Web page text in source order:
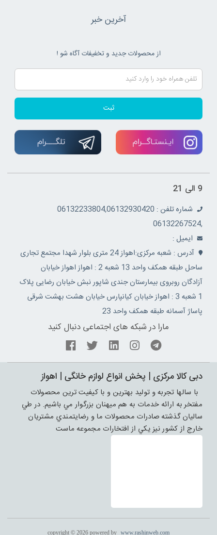
آخرین خبر
از محصولات جدید و تخفیفات آگاه شو !
ثبت
9 الی 21
شماره تلفن : 06132233804,06132930420
,06132267524
ايميل :
آدرس : شعبه مرکزی:اهواز 24 متری بلوار شهدا مجتمع تجاری
ساحل طبقه همکف واحد 13 شعبه 2 : اهواز اهواز خیابان
آزادگان روبروی بیمارستان جندی شاپور نبش خیابان رضایی پلاک
1 شعبه 3 : اهواز خیابان کیانپارس خیابان هشت بهشت شرقی
پاساژ آسمانه طبقه همکف واحد 23
مارا در شبکه های اجتماعی دنبال کنید
دبی کالا مرکزی | پخش انواع لوازم خانگی | اهواز
با سالها تجربه و توليد بهترين و با کيفيت ترين محصولات
مفتخر به ارائه خدمات به هم ميهنان بزرگوار مي باشيم. در طي
ساليان گذشته صادرات محصولات ما و رضايتمندي مشتريان
خارج از کشور نيز يکي از افتخارات مجموعه ماست
copyright © 2026 powered by www.rashinweb.com